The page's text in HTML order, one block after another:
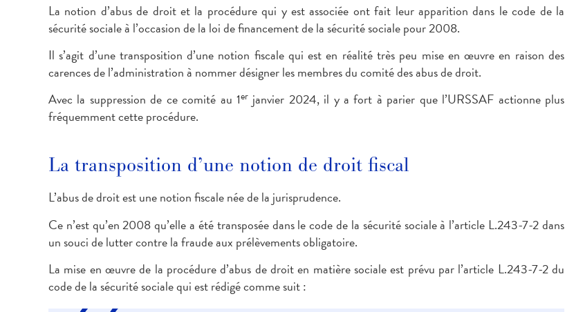
La notion d’abus de droit et la procédure qui y est associée ont fait leur apparition dans le code de la
sécurité sociale à l’occasion de la loi de financement de la sécurité sociale pour 2008.
Il s’agit d’une transposition d’une notion fiscale quiest en réalité très peu mise en œuvre en raison des
carences de l’administration à nommer désigner les membres du comité des abus de droit.
Avec la suppression de ce comité au 1erjanvier 2024, il y a fort à parier que l’URSSAF actionne plus
fréquemment cette procédure.
La transposition d’une notion de droit fiscal
L’abus de droit est une notion fiscale née de la jurisprudence.
Ce n’est qu’en 2008 qu’elle a été transposée dans lecode de la sécurité sociale à l’article L.243-7-2 dans
un souci de lutter contre la fraude aux prélèvements obligatoire.
La mise en œuvre de la procédure d’abus de droit en matière sociale est prévu par l’article L.243-7-2 du
code de la sécurité sociale qui est rédigé comme suit :